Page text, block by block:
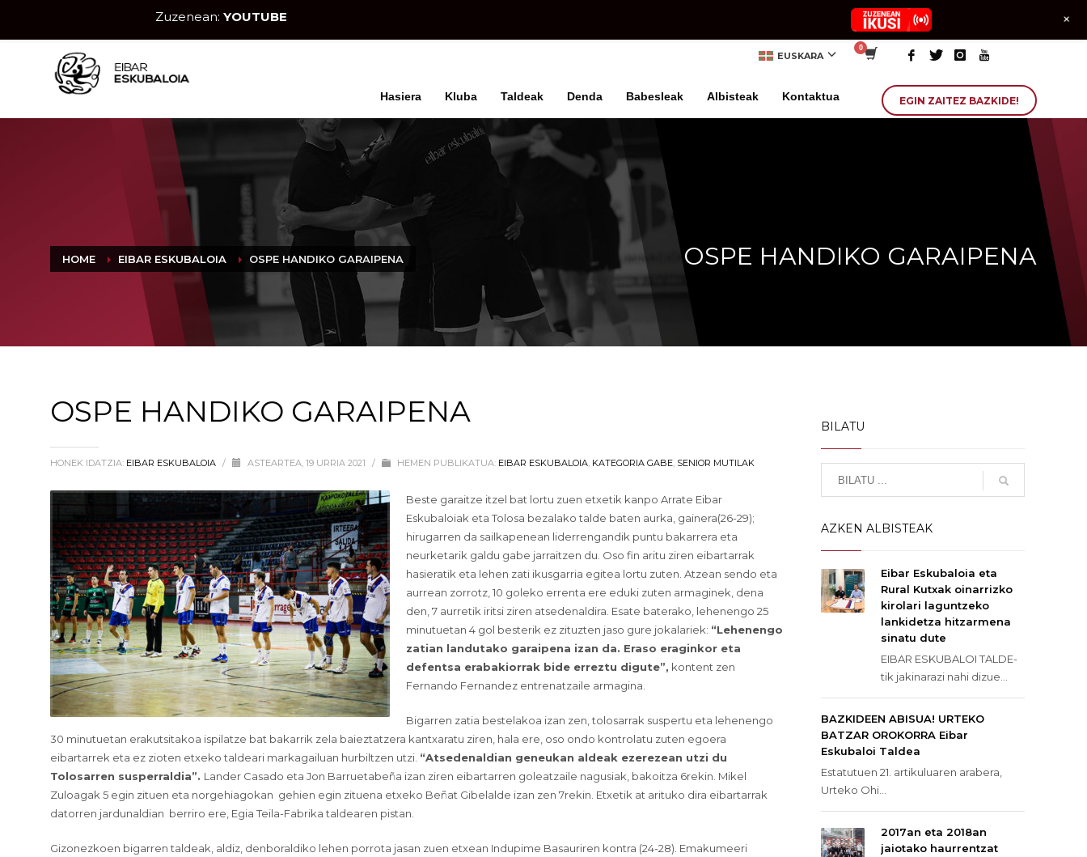
EUSKARA
Hasiera Kluba Taldeak Denda Babesleak Albisteak Kontaktua EGIN ZAITEZ BAZKIDE!
HOME EIBAR ESKUBALOIA OSPE HANDIKO GARAIPENA OSPE HANDIKO GARAIPENA
OSPE HANDIKO GARAIPENA
HONEK IDATZIA: EIBAR ESKUBALOIA / ASTEARTEA, 19 URRIA 2021 / HEMEN PUBLIKATUA: EIBAR ESKUBALOIA, KATEGORIA GABE, SENIOR MUTILAK
Beste garaitze itzel bat lortu zuen etxetik kanpo Arrate Eibar
Eskubaloiak eta Tolosa bezalako talde baten aurka, gainera(26-29);
hirugarren da sailkapenean liderrengandik puntu bakarrera eta
neurketarik galdu gabe jarraitzen du. Oso fin aritu ziren eibartarrak
hasieratik eta lehen zati ikusgarria egitea lortu zuten. Atzean sendo eta
aurrean zorrotz, 10 goleko errenta ere eduki zuten armaginek, dena
den, 7 aurretik iritsi ziren atsedenaldira. Esate baterako, lehenengo 25
minutuetan 4 gol besterik ez zituzten jaso gure jokalariek: “Lehenengo
zatian landutako garaipena izan da. Eraso eraginkor eta
defentsa erabakiorrak bide erreztu digute”, kontent zen
Fernando Fernandez entrenatzaile armagina.
Bigarren zatia bestelakoa izan zen, tolosarrak suspertu eta lehenengo
30 minutuetan erakutsitakoa ispilatze bat bakarrik zela baieztatzera kantxaratu ziren, hala ere, oso ondo kontrolatu zuten egoera
eibartarrek eta ez zioten etxeko taldeari markagailuan hurbiltzen utzi. “Atsedenaldian geneukan aldeak ezerezean utzi du
Tolosarren susperraldia”. Lander Casado eta Jon Barruetabeña izan ziren eibartarren goleatzaile nagusiak, bakoitza 6rekin. Mikel
Zuloagak 5 egin zituen eta norgehiagokan gehien egin zituena etxeko Beñat Gibelalde izan zen 7rekin. Etxetik at arituko dira eibartarrak
datorren jardunaldian berriro ere, Egia Teila-Fabrika taldearen pistan.
Gizonezkoen bigarren taldeak, aldiz, denboraldiko lehen porrota jasan zuen etxean Indupime Basauriren kontra (24-28). Emakumeeri
BILATU
AZKEN ALBISTEAK
Eibar Eskubaloia eta
Rural Kutxak oinarrizko
kirolari laguntzeko
lankidetza hitzarmena
sinatu dute
EIBAR ESKUBALOI TALDE-
tik jakinarazi nahi dizue...
BAZKIDEEN ABISUA! URTEKO
BATZAR OROKORRA Eibar
Eskubaloi Taldea
Estatutuen 21. artikuluaren arabera,
Urteko Ohi...
2017an eta 2018an
jaiotako haurrentzat
Zuzenean: YOUTUBE +